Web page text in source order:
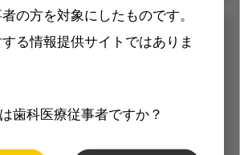
の方を対象にしたものです。
る情報提供サイトではありま
歯科医療従事者ですか？
メリット